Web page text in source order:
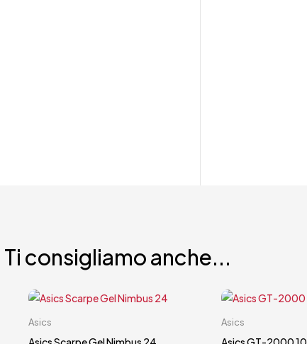
Ti consigliamo anche...
44
44.5
Asics
40.5
Asics